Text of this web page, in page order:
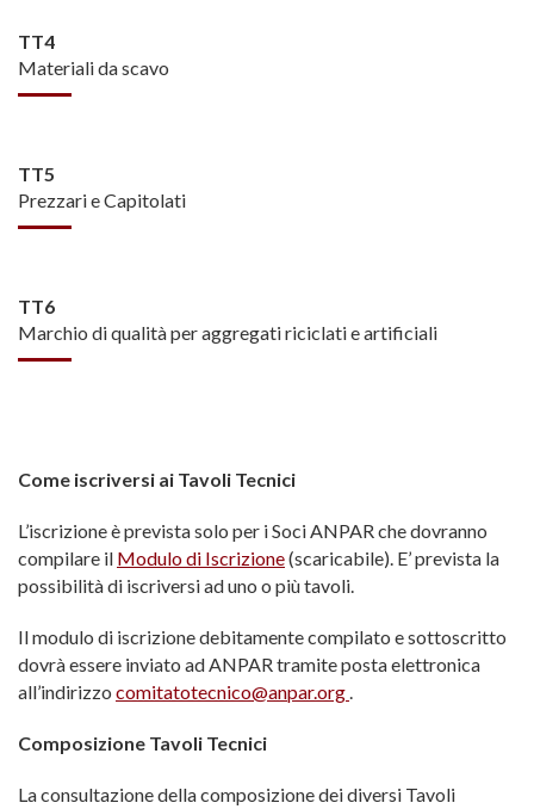
TT4
Materiali da scavo
TT5
Prezzari e Capitolati
TT6
Marchio di qualità per aggregati riciclati e artificiali
Come iscriversi ai Tavoli Tecnici
L’iscrizione è prevista solo per i Soci ANPAR che dovranno
compilare il Modulo di Iscrizione(scaricabile). E’ prevista la
possibilità di iscriversi ad uno o più tavoli.
Il modulo di iscrizione debitamente compilato e sottoscritto
dovrà essere inviato ad ANPAR tramite posta elettronica
all’indirizzo comitatotecnico@anpar.org.
Composizione Tavoli Tecnici
La consultazione della composizione dei diversi Tavoli